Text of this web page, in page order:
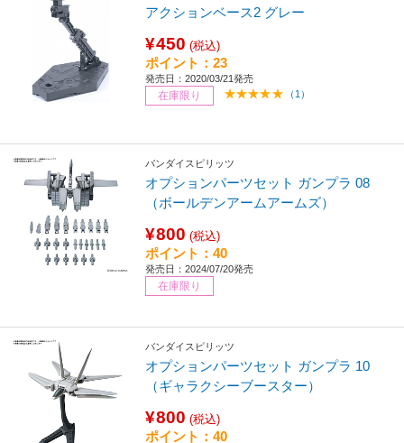
アクションベース2 グレー
¥450 (税込)
ポイント：23
発売日：2020/03/21発売
在庫限り （1）
バンダイスピリッツ
オプションパーツセット ガンプラ 08
（ボールデンアームアームズ）
¥800 (税込)
ポイント：40
発売日：2024/07/20発売
在庫限り
バンダイスピリッツ
オプションパーツセット ガンプラ 10
（ギャラクシーブースター）
¥800 (税込)
ポイント：40